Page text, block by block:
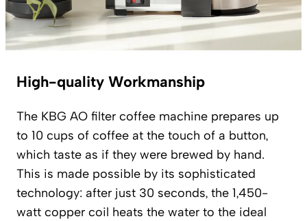
High-quality Workmanship
The KBG AO filter coffee machine prepares up
to 10 cups of coffee at the touch of a button,
which taste as if they were brewed by hand.
This is made possible by its sophisticated
technology: after just 30 seconds, the 1,450-
watt copper coil heats the water to the ideal